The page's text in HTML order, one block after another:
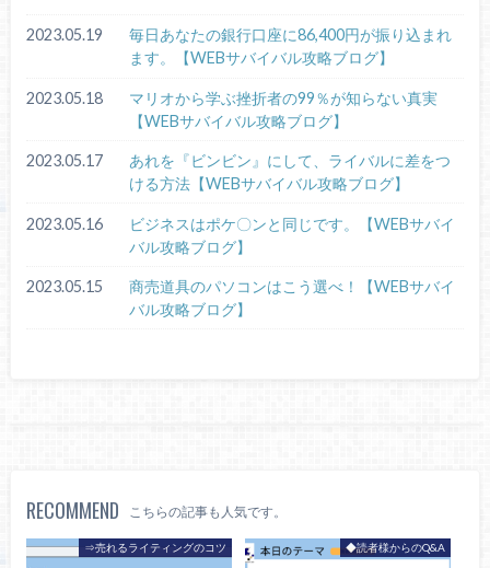
2023.05.19
毎日あなたの銀行口座に86,400円が振り込まれ
ます。【WEBサバイバル攻略ブログ】
2023.05.18
マリオから学ぶ挫折者の99％が知らない真実
【WEBサバイバル攻略ブログ】
2023.05.17
あれを『ビンビン』にして、ライバルに差をつ
ける方法【WEBサバイバル攻略ブログ】
2023.05.16
ビジネスはポケ〇ンと同じです。【WEBサバイ
バル攻略ブログ】
2023.05.15
商売道具のパソコンはこう選べ！【WEBサバイ
バル攻略ブログ】
RECOMMEND こちらの記事も人気です。
⇒売れるライティングのコツ ◆読者様からのQ&A